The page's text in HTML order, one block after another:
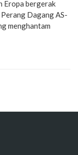
Eropa bergerak
Dagang AS-
menghantam